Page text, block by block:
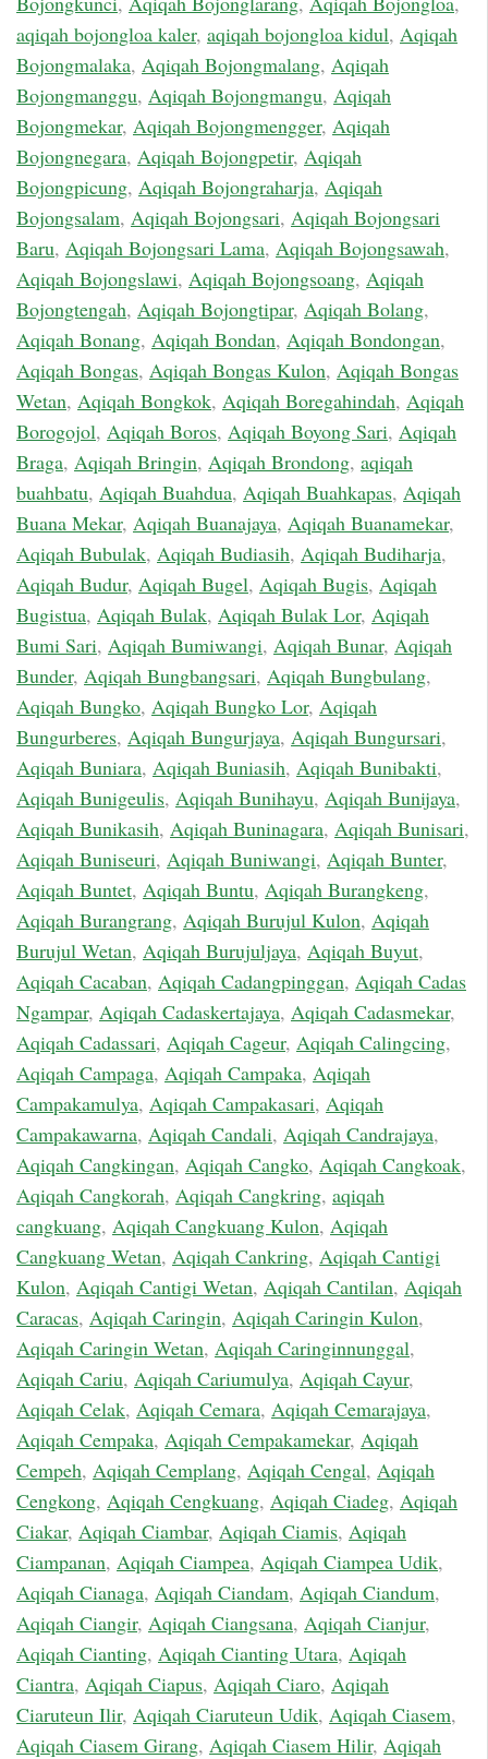
aqiqah bojongloa kaler, aqiqah bojongloa kidul, Aqiqah
Bojongmalaka, Aqiqah Bojongmalang, Aqiqah
Bojongmanggu, Aqiqah Bojongmangu, Aqiqah
Bojongmekar, Aqiqah Bojongmengger, Aqiqah
Bojongnegara, Aqiqah Bojongpetir, Aqiqah
Bojongpicung, Aqiqah Bojongraharja, Aqiqah
Bojongsalam, Aqiqah Bojongsari, Aqiqah Bojongsari
Baru, Aqiqah Bojongsari Lama, Aqiqah Bojongsawah,
Aqiqah Bojongslawi, Aqiqah Bojongsoang, Aqiqah
Bojongtengah, Aqiqah Bojongtipar, Aqiqah Bolang,
Aqiqah Bonang, Aqiqah Bondan, Aqiqah Bondongan,
Aqiqah Bongas, Aqiqah Bongas Kulon, Aqiqah Bongas
Wetan, Aqiqah Bongkok, Aqiqah Boregahindah, Aqiqah
Borogojol, Aqiqah Boros, Aqiqah Boyong Sari, Aqiqah
Braga, Aqiqah Bringin, Aqiqah Brondong, aqiqah
buahbatu, Aqiqah Buahdua, Aqiqah Buahkapas, Aqiqah
Buana Mekar, Aqiqah Buanajaya, Aqiqah Buanamekar,
Aqiqah Bubulak, Aqiqah Budiasih, Aqiqah Budiharja,
Aqiqah Budur, Aqiqah Bugel, Aqiqah Bugis, Aqiqah
Bugistua, Aqiqah Bulak, Aqiqah Bulak Lor, Aqiqah
Bumi Sari, Aqiqah Bumiwangi, Aqiqah Bunar, Aqiqah
Bunder, Aqiqah Bungbangsari, Aqiqah Bungbulang,
Aqiqah Bungko, Aqiqah Bungko Lor, Aqiqah
Bungurberes, Aqiqah Bungurjaya, Aqiqah Bungursari,
Aqiqah Buniara, Aqiqah Buniasih, Aqiqah Bunibakti,
Aqiqah Bunigeulis, Aqiqah Bunihayu, Aqiqah Bunijaya,
Aqiqah Bunikasih, Aqiqah Buninagara, Aqiqah Bunisari,
Aqiqah Buniseuri, Aqiqah Buniwangi, Aqiqah Bunter,
Aqiqah Buntet, Aqiqah Buntu, Aqiqah Burangkeng,
Aqiqah Burangrang, Aqiqah Burujul Kulon, Aqiqah
Burujul Wetan, Aqiqah Burujuljaya, Aqiqah Buyut,
Aqiqah Cacaban, Aqiqah Cadangpinggan, Aqiqah Cadas
Ngampar, Aqiqah Cadaskertajaya, Aqiqah Cadasmekar,
Aqiqah Cadassari, Aqiqah Cageur, Aqiqah Calingcing,
Aqiqah Campaga, Aqiqah Campaka, Aqiqah
Campakamulya, Aqiqah Campakasari, Aqiqah
Campakawarna, Aqiqah Candali, Aqiqah Candrajaya,
Aqiqah Cangkingan, Aqiqah Cangko, Aqiqah Cangkoak,
Aqiqah Cangkorah, Aqiqah Cangkring, aqiqah
cangkuang, Aqiqah Cangkuang Kulon, Aqiqah
Cangkuang Wetan, Aqiqah Cankring, Aqiqah Cantigi
Kulon, Aqiqah Cantigi Wetan, Aqiqah Cantilan, Aqiqah
Caracas, Aqiqah Caringin, Aqiqah Caringin Kulon,
Aqiqah Caringin Wetan, Aqiqah Caringinnunggal,
Aqiqah Cariu, Aqiqah Cariumulya, Aqiqah Cayur,
Aqiqah Celak, Aqiqah Cemara, Aqiqah Cemarajaya,
Aqiqah Cempaka, Aqiqah Cempakamekar, Aqiqah
Cempeh, Aqiqah Cemplang, Aqiqah Cengal, Aqiqah
Cengkong, Aqiqah Cengkuang, Aqiqah Ciadeg, Aqiqah
Ciakar, Aqiqah Ciambar, Aqiqah Ciamis, Aqiqah
Ciampanan, Aqiqah Ciampea, Aqiqah Ciampea Udik,
Aqiqah Cianaga, Aqiqah Ciandam, Aqiqah Ciandum,
Aqiqah Ciangir, Aqiqah Ciangsana, Aqiqah Cianjur,
Aqiqah Cianting, Aqiqah Cianting Utara, Aqiqah
Ciantra, Aqiqah Ciapus, Aqiqah Ciaro, Aqiqah
Ciaruteun Ilir, Aqiqah Ciaruteun Udik, Aqiqah Ciasem,
Aqiqah Ciasem Girang, Aqiqah Ciasem Hilir, Aqiqah